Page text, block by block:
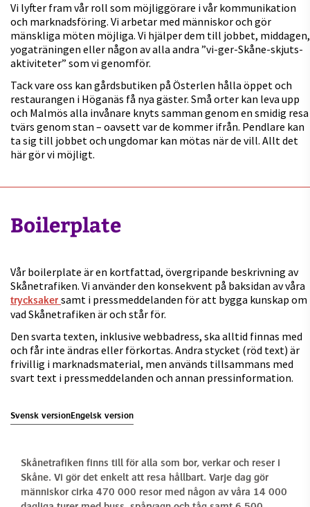
Vi lyfter fram vår roll som möjliggörare i vår kommunikation
och marknadsföring. Vi arbetar med människor och gör
mänskliga möten möjliga. Vi hjälper dem till jobbet, middagen,
yogaträningen eller någon av alla andra ”vi-ger-Skåne-skjuts-
aktiviteter” som vi genomför.
Tack vare oss kan gårdsbutiken på Österlen hålla öppet och
restaurangen i Höganäs få nya gäster. Små orter kan leva upp
och Malmös alla invånare knyts samman genom en smidig resa
tvärs genom stan – oavsett var de kommer ifrån. Pendlare kan
ta sig till jobbet och ungdomar kan mötas när de vill. Allt det
här gör vi möjligt.
Boilerplate
Vår boilerplate är en kortfattad, övergripande beskrivning av
Skånetrafiken. Vi använder den konsekvent på baksidan av våra
trycksaker samt i pressmeddelanden för att bygga kunskap om
vad Skånetrafiken är och står för.
Den svarta texten, inklusive webbadress, ska alltid finnas med
och får inte ändras eller förkortas. Andra stycket (röd text) är
frivillig i marknadsmaterial, men används tillsammans med
svart text i pressmeddelanden och annan pressinformation.
Svensk versionEngelsk version
Skånetrafiken finns till för alla som bor, verkar och reser i
Skåne. Vi gör det enkelt att resa hållbart. Varje dag gör
människor cirka 470 000 resor med någon av våra 14 000